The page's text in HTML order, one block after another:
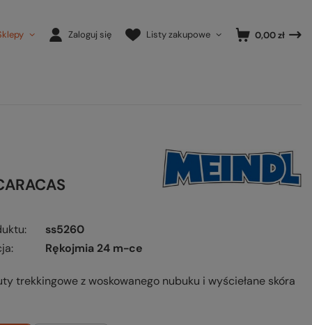
Zaloguj się Listy zakupowe 0,00 zł
ss5260
Rękojmia 24 m-ce
trekkingowe z woskowanego nubuku i wyściełane skóra